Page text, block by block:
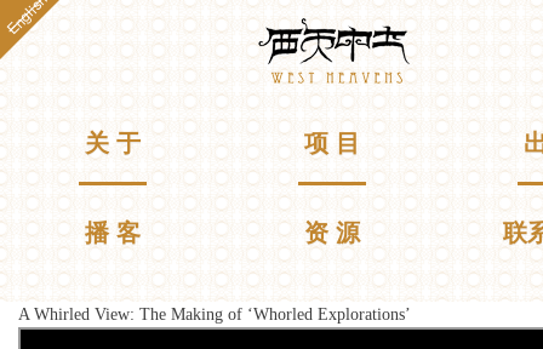
跳
转
到
主
要
内
容
Westheavens
English
主菜单 关 于 项 目
播 客 资 源 联
你在这里
A Whirled View: The Making of ‘Whorled Explorations’